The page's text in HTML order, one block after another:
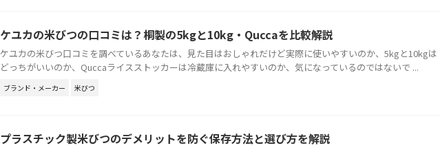
ケユカの米びつの口コミは？桐製の5kgと10kg・Quccaを比較解説
ケユカの米びつ口コミを調べているあなたは、見た目はおしゃれだけど実際に使いやすいのか、5kgと10kgは
どっちがいいのか、Quccaライスストッカーは冷蔵庫に入れやすいのか、気になっているのではないで ...
ブランド・メーカー 米びつ
プラスチック製米びつのデメリットを防ぐ保存方法と選び方を解説